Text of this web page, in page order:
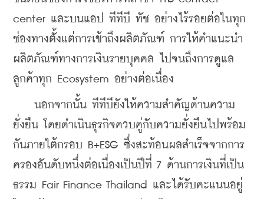
center และบนแอป ทีทีบี ทัช อย่างไร้รอยต่อในทุก
ช่องทางตั้งแต่การเข้าถึงผลิตภัณฑ์ การให้คำแนะนำ
ผลิตภัณฑ์ทางการเงินรายบุคคล ไปจนถึงการดูแล
ลูกค้าทุก Ecosystem อย่างต่อเนื่อง
นอกจากนั้น ทีทีบียังให้ความสำคัญด้านความ
ยั่งยืน โดยดำเนินธุรกิจควบคู่กับความยั่งยืนไปพร้อม
กันภายใต้กรอบ B+ESG ซึ่งสะท้อนผลสำเร็จจากการ
ครองอันดับหนึ่งต่อเนื่องเป็นปีที่ 7 ด้านการเงินที่เป็น
ธรรม Fair Finance Thailand และได้รับคะแนนอยู่